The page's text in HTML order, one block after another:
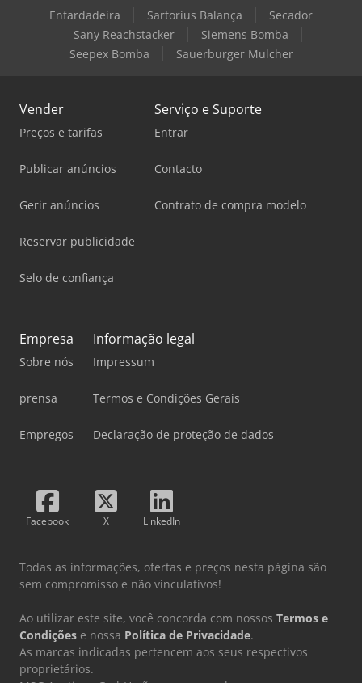
Enfardadeira Sartorius Balança
Secador
Sany Reachstacker
Siemens Bomba
Seepex Bomba
Sauerburger Mulcher
Vender
Preços e tarifas
Publicar anúncios
Gerir anúncios
Reservar publicidade
Selo de confiança
Serviço e Suporte
Entrar
Contacto
Contrato de compra modelo
Empresa
Sobre nós
prensa
Empregos
Informação legal
Impressum
Termos e Condições Gerais
Declaração de proteção de dados
Facebook X LinkedIn
Todas as informações, ofertas e preços nesta página são
sem compromisso e não vinculativos!
Ao utilizar este site, você concorda com nossos Termos e
Condições e nossa Política de Privacidade.
As marcas indicadas pertencem aos seus respectivos
proprietários.